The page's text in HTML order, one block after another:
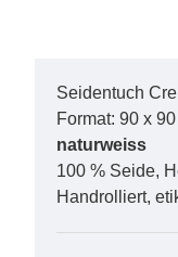
Seidentuch
Format: 90 x
naturweiss
100 % Seide,
Handrolliert,